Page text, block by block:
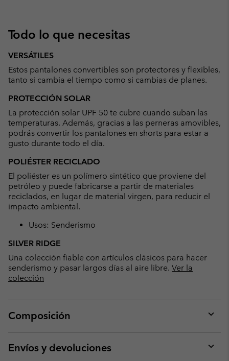
Todo lo que necesitas
VERSÁTILES
Estos pantalones convertibles son protectores y flexibles,
tanto si cambia el tiempo como si cambias de planes.
PROTECCIÓN SOLAR
La protección solar UPF 50 te cubre cuando suban las
temperaturas. Además, gracias a las perneras amovibles,
podrás convertir los pantalones en shorts para estar a
gusto durante todo el día.
POLIÉSTER RECICLADO
El poliéster es un polímero sintético que proviene del
petróleo y puede fabricarse a partir de materiales
reciclados, en lugar de material virgen, para reducir el
impacto ambiental.
Usos: Senderismo
SILVER RIDGE
Una colección fiable con artículos clásicos para hacer
senderismo y pasar largos días al aire libre. Ver la
colección
Composición
or
Envíos y devoluciones